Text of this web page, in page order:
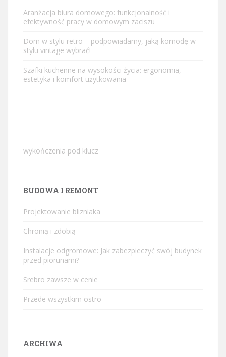
Aranżacja biura domowego: funkcjonalność i
efektywność pracy w domowym zaciszu
Dom w stylu retro – podpowiadamy, jaką komodę w
stylu vintage wybrać!
Szafki kuchenne na wysokości życia: ergonomia,
estetyka i komfort użytkowania
wykończenia pod klucz
BUDOWA I REMONT
Projektowanie blizniaka
Chronią i zdobią
Instalacje odgromowe: Jak zabezpieczyć swój budynek
przed piorunami?
Srebro zawsze w cenie
Przede wszystkim ostro
ARCHIWA